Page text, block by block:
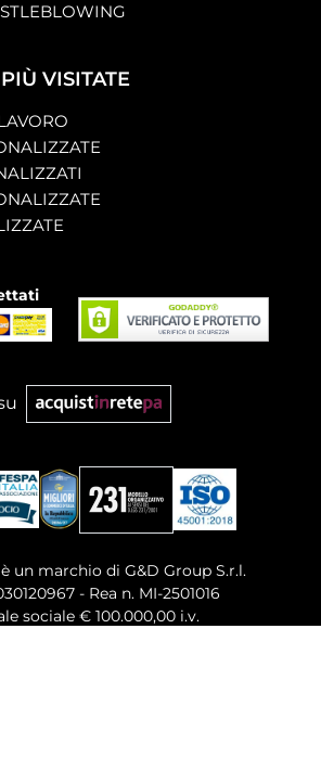
VISITATE
è un marchio di G&D Group S.r.l.
- Rea n. MI-2501016
sociale € 100.000,00 i.v.